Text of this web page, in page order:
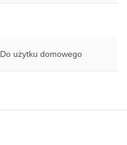
Do użytku domowego